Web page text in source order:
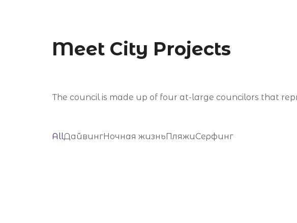
Meet City Projects
The council is made up of four at-large councilors that
AllДайвингНочная жизньПляжиСерфинг